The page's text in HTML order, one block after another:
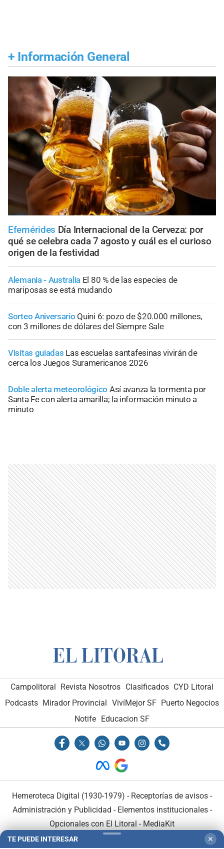
+ Información General
Efemérides Día Internacional de la Cerveza: por
qué se celebra cada 7 agosto y cuál es el curioso
origen de la festividad
Alemania - Australia El 80 % de las especies de
mariposas se está mudando
Sorteo Aniversario Quini 6: pozo de $20.000 millones,
con 3 millones de dólares del Siempre Sale
Visitas guiadas Las escuelas santafesinas vivirán de
cerca los Juegos Suramericanos 2026
Doble alerta meteorológico Así avanza la tormenta por
Santa Fe con alerta amarilla; la información minuto a
minuto
Campolitoral Revista Nosotros Clasificados CYD Litoral
Podcasts Mirador Provincial VivíMejor SF Puerto Negocios
Notife Educacion SF
Hemeroteca Digital (1930-1979) - Receptorías de avisos -
Administración y Publicidad - Elementos institucionales-
Opcionales con El Litoral - MediaKit
TE PUEDE INTERESAR ✕